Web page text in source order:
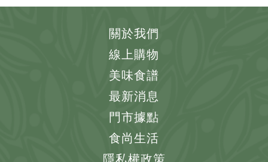
關於我們
線上購物
美味食譜
最新消息
門市據點
食尚生活
隱私權政策